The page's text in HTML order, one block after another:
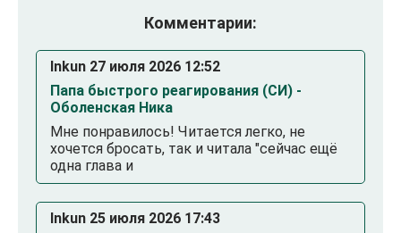
Комментарии:
Inkun 27 июля 2026 12:52
Папа быстрого реагирования (СИ) -
Оболенская Ника
Мне понравилось! Читается легко, не
хочется бросать, так и читала "сейчас ещё
одна глава и
Inkun 25 июля 2026 17:43